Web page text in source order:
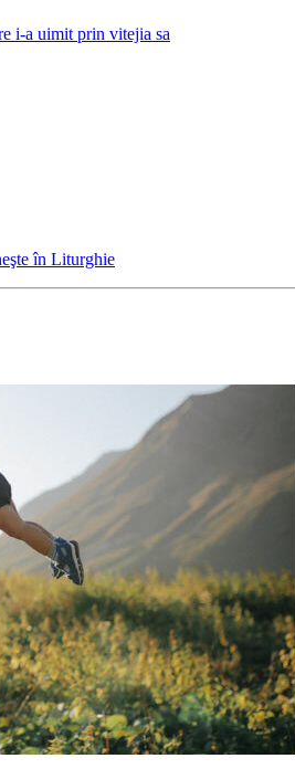
i-a uimit prin vitejia sa
în Liturghie